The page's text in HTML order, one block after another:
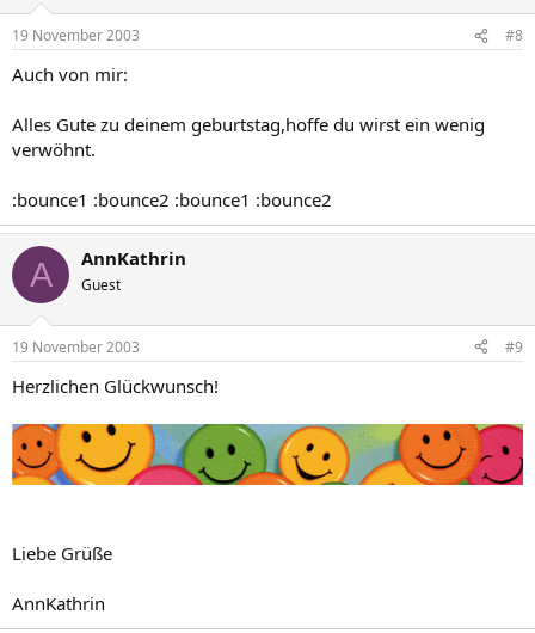
19 November 2003 #8
Auch von mir:
Alles Gute zu deinem geburtstag,hoffe du wirst ein wenig
verwöhnt.
:bounce1 :bounce2 :bounce1 :bounce2
A AnnKathrin
Guest
19 November 2003 #9
Herzlichen Glückwunsch!
Liebe Grüße
AnnKathrin